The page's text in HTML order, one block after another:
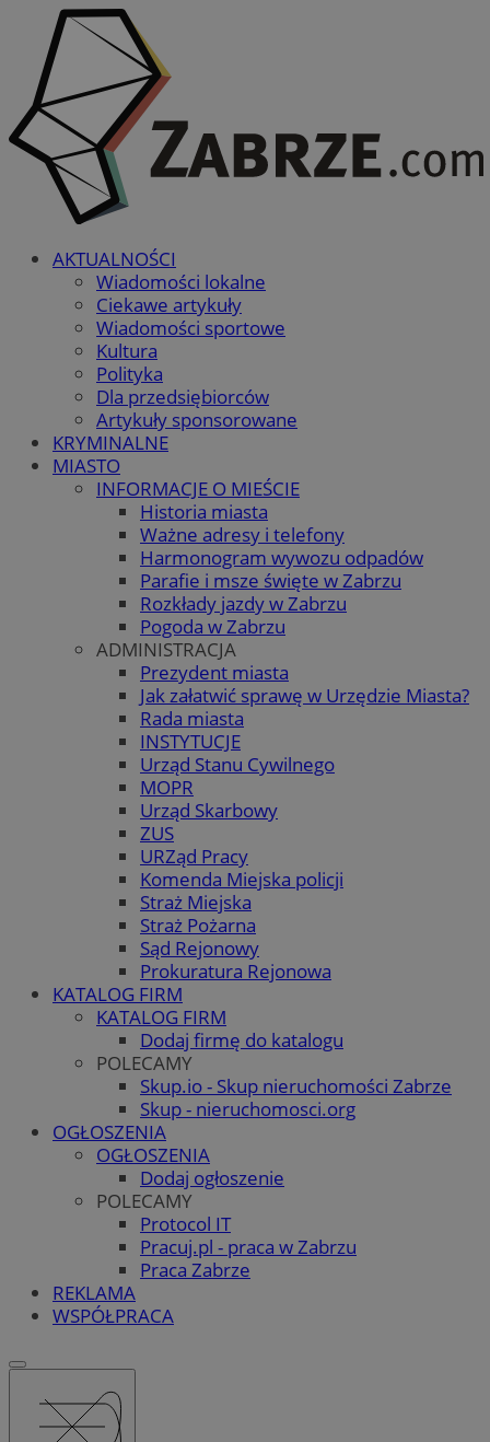
AKTUALNOŚCI
Wiadomości lokalne
Ciekawe artykuły
Wiadomości sportowe
Kultura
Polityka
Dla przedsiębiorców
Artykuły sponsorowane
KRYMINALNE
MIASTO
INFORMACJE O MIEŚCIE
Historia miasta
Ważne adresy i telefony
Harmonogram wywozu odpadów
Parafie i msze święte w Zabrzu
Rozkłady jazdy w Zabrzu
Pogoda w Zabrzu
ADMINISTRACJA
Prezydent miasta
Jak załatwić sprawę w Urzędzie Miasta?
Rada miasta
INSTYTUCJE
Urząd Stanu Cywilnego
MOPR
Urząd Skarbowy
ZUS
URZąd Pracy
Komenda Miejska policji
Straż Miejska
Straż Pożarna
Sąd Rejonowy
Prokuratura Rejonowa
KATALOG FIRM
KATALOG FIRM
Dodaj firmę do katalogu
POLECAMY
Skup.io - Skup nieruchomości Zabrze
Skup - nieruchomosci.org
OGŁOSZENIA
OGŁOSZENIA
Dodaj ogłoszenie
POLECAMY
Protocol IT
Pracuj.pl - praca w Zabrzu
Praca Zabrze
REKLAMA
WSPÓŁPRACA